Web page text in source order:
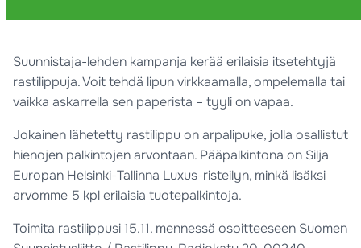
Suunnistaja-lehden kampanja kerää erilaisia itsetehtyjä
rastilippuja. Voit tehdä lipun virkkaamalla, ompelemalla tai
vaikka askarrella sen paperista – tyyli on vapaa.
Jokainen lähetetty rastilippu on arpalipuke, jolla osallistut
hienojen palkintojen arvontaan. Pääpalkintona on Silja
Europan Helsinki-Tallinna Luxus-risteilyn, minkä lisäksi
arvomme 5 kpl erilaisia tuotepalkintoja.
Toimita rastilippusi 15.11. mennessä osoitteeseen Suomen